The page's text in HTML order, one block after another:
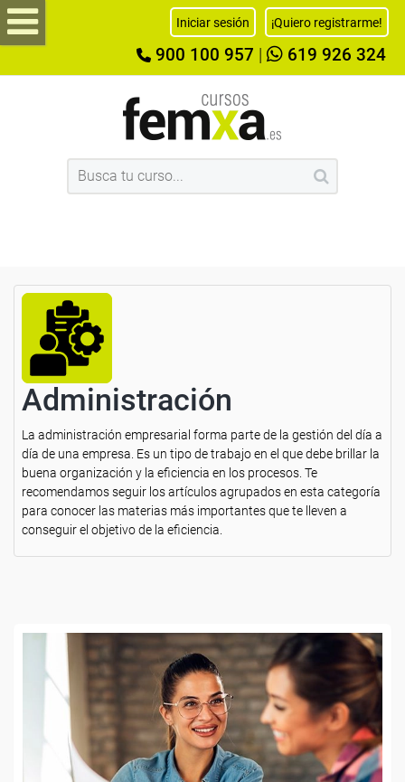
Iniciar sesión ¡Quiero registrarme!
900 100 957 619 926 324
Administración
La administración empresarial forma parte de la gestión del día a
día de una empresa. Es un tipo de trabajo en el que debe brillar la
buena organización y la eficiencia en los procesos. Te
recomendamos seguir los artículos agrupados en esta categoría
para conocer las materias más importantes que te lleven a
conseguir el objetivo de la eficiencia.